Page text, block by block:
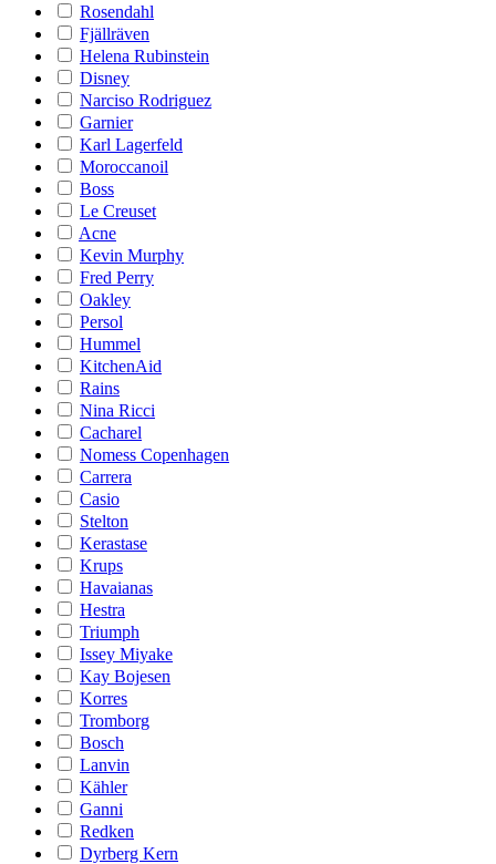
Rosendahl
Fjällräven
Helena Rubinstein
Disney
Narciso Rodriguez
Garnier
Karl Lagerfeld
Moroccanoil
Boss
Le Creuset
Acne
Kevin Murphy
Fred Perry
Oakley
Persol
Hummel
KitchenAid
Rains
Nina Ricci
Cacharel
Nomess Copenhagen
Carrera
Casio
Stelton
Kerastase
Krups
Havaianas
Hestra
Triumph
Issey Miyake
Kay Bojesen
Korres
Tromborg
Bosch
Lanvin
Kähler
Ganni
Redken
Dyrberg Kern